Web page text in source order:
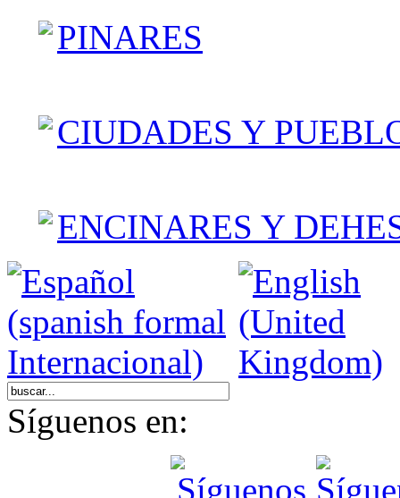
PINARES
CIUDADES Y
ENCINARES Y
Síguenos en: